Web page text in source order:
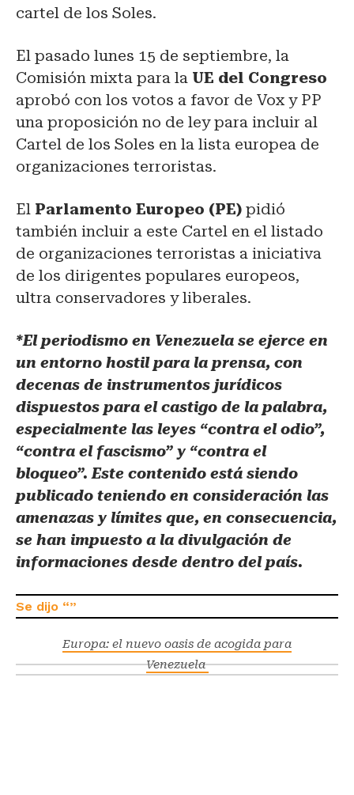
cartel de los Soles.
El pasado lunes 15 de septiembre, la
Comisión mixta para la UE del Congreso
aprobó con los votos a favor de Vox y PP
una proposición no de ley para incluir al
Cartel de los Soles en la lista europea de
organizaciones terroristas.
El Parlamento Europeo (PE) pidió
también incluir a este Cartel en el listado
de organizaciones terroristas a iniciativa
de los dirigentes populares europeos,
ultra conservadores y liberales.
*El periodismo en Venezuela se ejerce en
un entorno hostil para la prensa, con
decenas de instrumentos jurídicos
dispuestos para el castigo de la palabra,
especialmente las leyes “contra el odio”,
“contra el fascismo” y “contra el
bloqueo”. Este contenido está siendo
publicado teniendo en consideración las
amenazas y límites que, en consecuencia,
se han impuesto a la divulgación de
informaciones desde dentro del país.
Europa: el nuevo oasis de acogida para
Venezuela